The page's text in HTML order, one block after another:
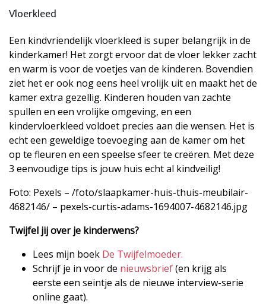
Vloerkleed
Een kindvriendelijk vloerkleed is super belangrijk in de
kinderkamer! Het zorgt ervoor dat de vloer lekker zacht
en warm is voor de voetjes van de kinderen. Bovendien
ziet het er ook nog eens heel vrolijk uit en maakt het de
kamer extra gezellig. Kinderen houden van zachte
spullen en een vrolijke omgeving, en een
kindervloerkleed voldoet precies aan die wensen. Het is
echt een geweldige toevoeging aan de kamer om het
op te fleuren en een speelse sfeer te creëren. Met deze
3 eenvoudige tips is jouw huis echt al kindveilig!
Foto: Pexels – /foto/slaapkamer-huis-thuis-meubilair-
4682146/ – pexels-curtis-adams-1694007-4682146.jpg
Twijfel jij over je kinderwens?
Lees mijn boek De Twijfelmoeder.
Schrijf je in voor de nieuwsbrief(en krijg als
eerste een seintje als de nieuwe interview-serie
online gaat).